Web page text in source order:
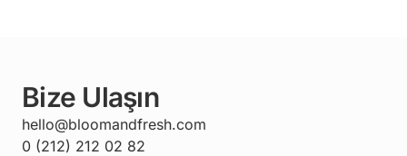
Bize Ulaşın
hello@bloomandfresh.com
0 (212) 212 02 82